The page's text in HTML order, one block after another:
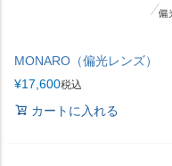
MONARO（偏光レンズ）
¥17,600税込
カートに入れる